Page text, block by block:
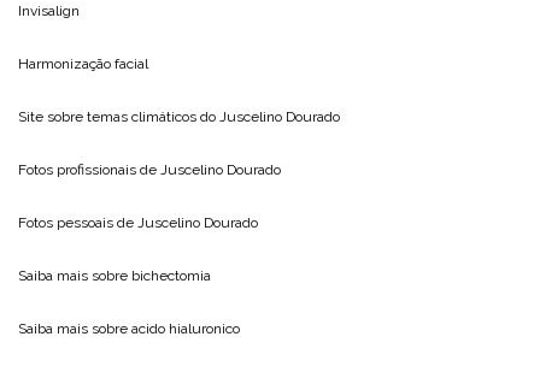
Invisalign
Harmonização facial
Site sobre temas climáticos do Juscelino Dourado
Fotos profissionais de Juscelino Dourado
Fotos pessoais de Juscelino Dourado
Saiba mais sobre bichectomia
Saiba mais sobre acido hialuronico